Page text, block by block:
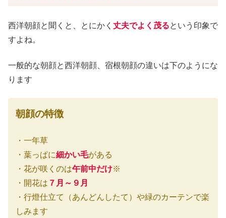
西洋朝顔と聞くと、とにかく 丈夫でよく茂るという印象で
すよね。
一般的な朝顔と西洋朝顔、宿根朝顔の違いは下のようにな
ります
朝顔の特徴
・一年草
・葉っぱに細かい毛がある
・花が咲くのは午前中だけ※
・開花は ７月～９月
・行燈仕立て（あんどんしたて）や緑のカーテンで楽
しみます